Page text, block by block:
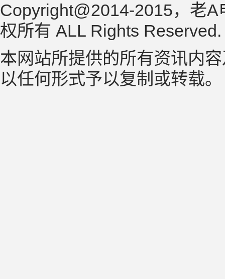
Copyright@2014-2015，老
权所有 ALL Rights
本网站所提供的所有资讯内
以任何形式予以复制或转载。